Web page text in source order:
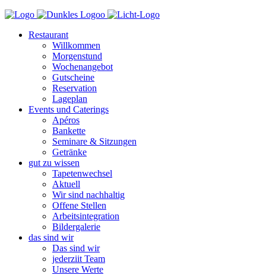
Restaurant
Willkommen
Morgenstund
Wochenangebot
Gutscheine
Reservation
Lageplan
Events und Caterings
Apéros
Bankette
Seminare & Sitzungen
Getränke
gut zu wissen
Tapetenwechsel
Aktuell
Wir sind nachhaltig
Offene Stellen
Arbeitsintegration
Bildergalerie
das sind wir
Das sind wir
jederziit Team
Unsere Werte